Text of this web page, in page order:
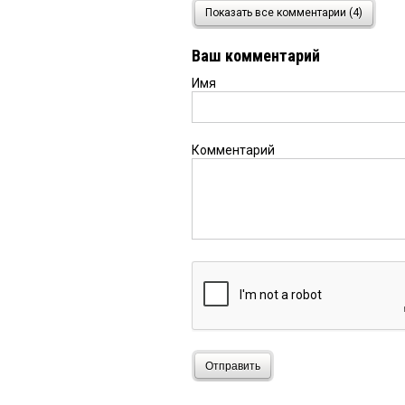
Антиомич 27 декабря
Город Омск
Показать все комментарии (4)
Ваш комментарий
Имя
Комментарий
Отправить